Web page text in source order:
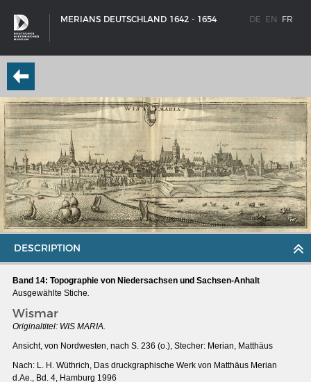
MERIANS DEUTSCHLAND 1642 - 1654 DE EN FR
Entwicklungen im europäischen Schiffbau
DESCRIPTION
Band 14: Topographie von Niedersachsen und Sachsen-Anhalt
Ausgewählte Stiche.
Wismar
Originaltitel: WIS MARIA.
Ansicht, von Nordwesten, nach S. 236 (o.), Stecher: Merian, Matthäus
Nach: L. H. Wüthrich, Das druckgraphische Werk von Matthäus Merian
d.Ae., Bd. 4, Hamburg 1996